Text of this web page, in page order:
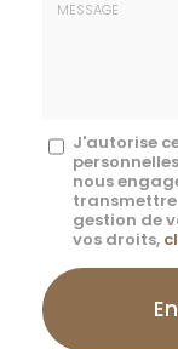
Message
J'autorise
nous
transmettre
gestion de
vos droits,
Acceptation
RGPD
*